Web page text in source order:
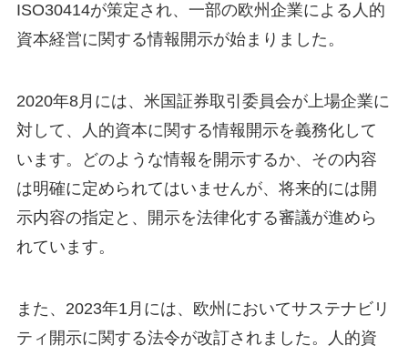
ISO30414が策定され、一部の欧州企業による人的
資本経営に関する情報開示が始まりました。
2020年8月には、米国証券取引委員会が上場企業に
対して、人的資本に関する情報開示を義務化して
います。どのような情報を開示するか、その内容
は明確に定められてはいませんが、将来的には開
示内容の指定と、開示を法律化する審議が進めら
れています。
また、2023年1月には、欧州においてサステナビリ
ティ開示に関する法令が改訂されました。人的資